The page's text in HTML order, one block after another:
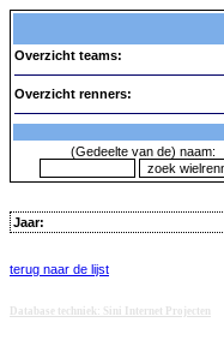
Overzicht teams:
Overzicht renners:
(Gedeelte van de) naam:
Jaar:
terug naar de lijst
Database techniek: Sini Internet Projecten